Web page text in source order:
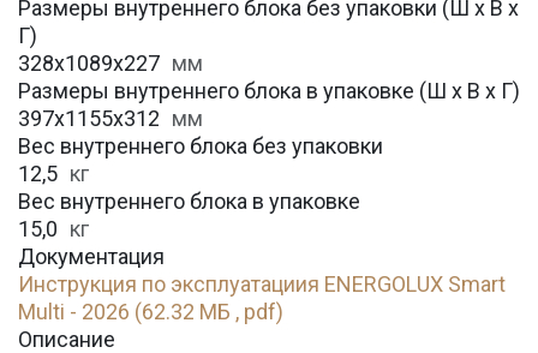
Размеры внутреннего блока без упаковки (Ш х В х
Г)
328х1089х227 мм
Размеры внутреннего блока в упаковке (Ш х В х Г)
397х1155х312 мм
Вес внутреннего блока без упаковки
12,5 кг
Вес внутреннего блока в упаковке
15,0 кг
Документация
Инструкция по эксплуатациия ENERGOLUX Smart
Multi - 2026 (62.32 МБ , pdf)
Описание